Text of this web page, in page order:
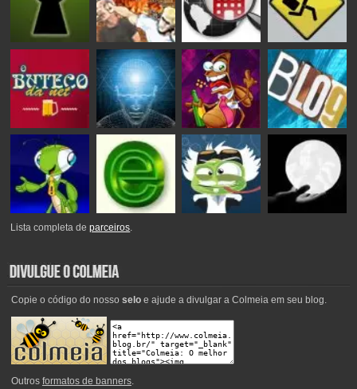
Lista completa deparceiros.
Copie o código do nosso seloe ajude a divulgar a Colmeia em seu blog.
Outros formatos de banners.